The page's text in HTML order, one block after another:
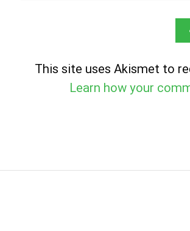
This site uses Akismet to
Learn how your